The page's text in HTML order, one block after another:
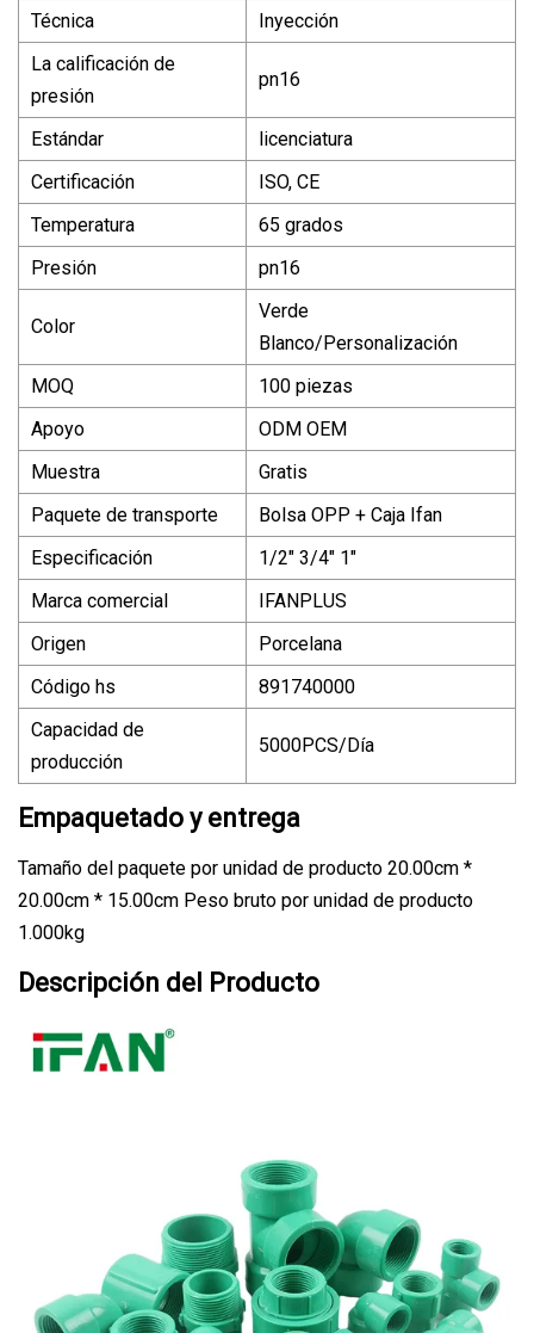
Técnica
Inyección
La calificación de
presión
pn16
Estándar
licenciatura
Certificación
ISO, CE
Temperatura
65 grados
Presión
pn16
Color
Verde
Blanco/Personalización
MOQ
100 piezas
Apoyo
ODM OEM
Muestra
Gratis
Paquete de transporte
Bolsa OPP + Caja Ifan
Especificación
1/2" 3/4" 1"
Marca comercial
IFANPLUS
Origen
Porcelana
Código hs
891740000
Capacidad de
producción
5000PCS/Día
Empaquetado y entrega
Tamaño del paquete por unidad de producto 20.00cm *
20.00cm * 15.00cm Peso bruto por unidad de producto
1.000kg
Descripción del Producto